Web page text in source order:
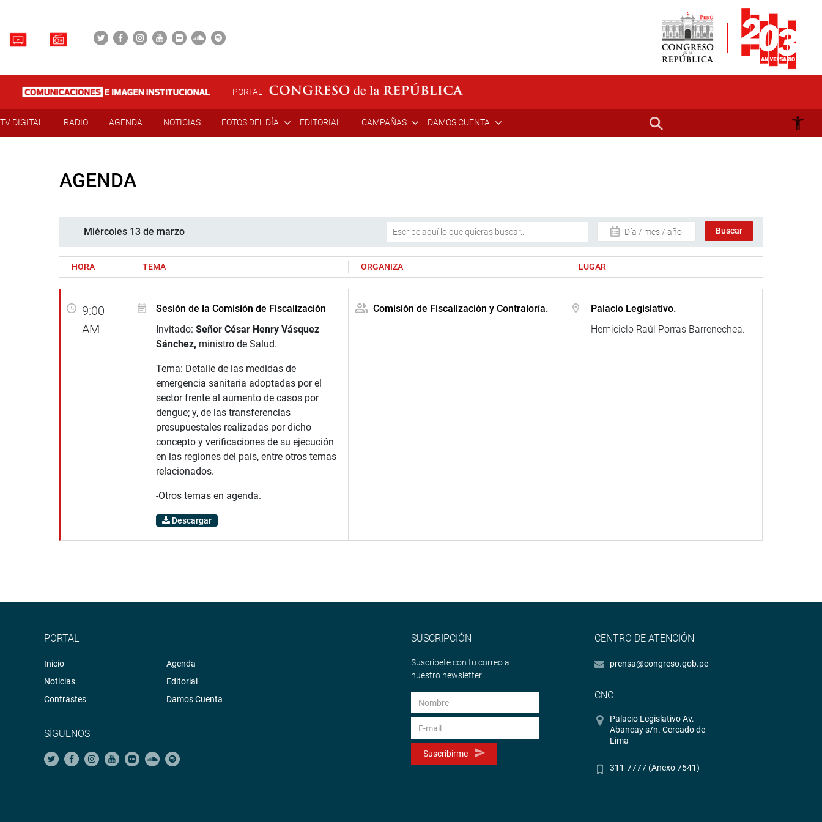
PORTAL
TV DIGITAL RADIO AGENDA NOTICIAS FOTOS DEL DÍA EDITORIAL CAMPAÑAS DAMOS CUENTA
AGENDA
Miércoles 13 de marzo Día / mes / año
HORA TEMA ORGANIZA LUGAR
9:00
AM
Sesión de la Comisión de Fiscalización
Invitado: Señor César Henry Vásquez
Sánchez, ministro de Salud.
Tema: Detalle de las medidas de
emergencia sanitaria adoptadas por el
sector frente al aumento de casos por
dengue; y, de las transferencias
presupuestales realizadas por dicho
concepto y verificaciones de su ejecución
en las regiones del país, entre otros temas
relacionados.
-Otros temas en agenda.
Descargar
Comisión de Fiscalización y Contraloría.
Palacio Legislativo.
Hemiciclo Raúl Porras Barrenechea.
PORTAL
Inicio
Noticias
Contrastes
Agenda
Editorial
Damos Cuenta
SÍGUENOS
SUSCRIPCIÓN
Suscríbete con tu correo a
nuestro newsletter.
Suscribirme
CENTRO DE ATENCIÓN
prensa@congreso.gob.pe
CNC
Palacio Legislativo Av.
Abancay s/n. Cercado de
Lima
311-7777 (Anexo 7541)